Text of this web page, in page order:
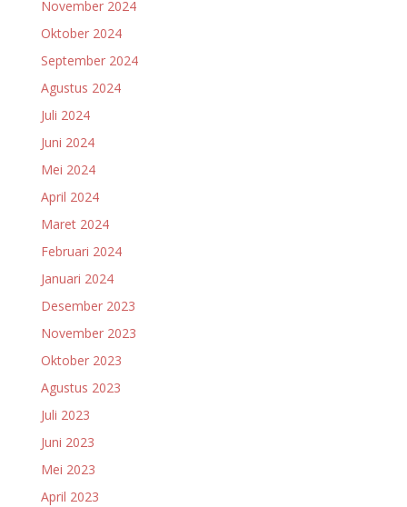
November 2024
Oktober 2024
September 2024
Agustus 2024
Juli 2024
Juni 2024
Mei 2024
April 2024
Maret 2024
Februari 2024
Januari 2024
Desember 2023
November 2023
Oktober 2023
Agustus 2023
Juli 2023
Juni 2023
Mei 2023
April 2023